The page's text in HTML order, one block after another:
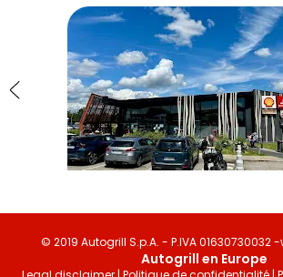
© 2019 Autogrill S.p.A. - P.IVA 01630730032 -
Autogrill en Europe